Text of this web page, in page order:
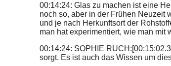
00:14:24: Glas zu machen ist eine
noch so, aber in der Frühen Neuzeit
und je nach Herkunftsort der
man hat experimentiert, wie man
00:14:24: SOPHIE
sorgt. Es ist auch das Wissen um